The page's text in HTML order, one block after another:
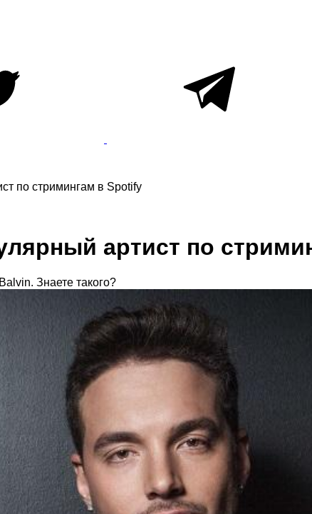
по стримингам в Spotify
артист по
Знаете такого?